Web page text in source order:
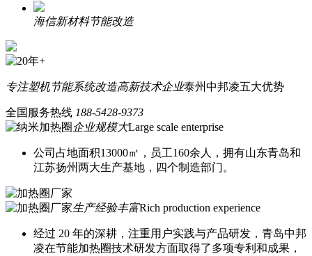
海信新材料节能改造
专注塑机节能系统改造高新技术企业泰州中邦凌五大优势
全国服务热线 188-5428-9373
企业规模大Large scale enterprise
公司占地面积13000㎡，员工160余人，拥有山东青岛和
江苏扬州两大生产基地，四个制造部门。
生产经验丰富Rich production experience
经过 20 年的深耕，注重用户实践与产品研发，青岛中邦
凌在节能加热圈技术研发方面取得了多项专利和成果，